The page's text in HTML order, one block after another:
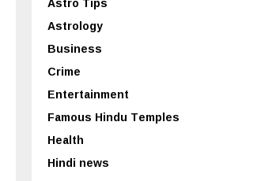
Astrology
Business
Crime
Entertainment
Famous Hindu Temples
Health
Hindi news